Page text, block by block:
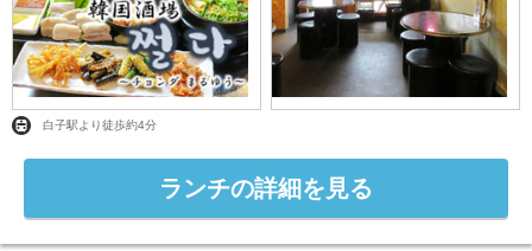
白子駅より徒歩約4分
ランチの詳細を見る